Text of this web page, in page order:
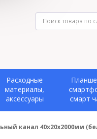
Поиск товара по
Расходные
материалы,
аксессуары
смарт
канал 40х20х2000мм